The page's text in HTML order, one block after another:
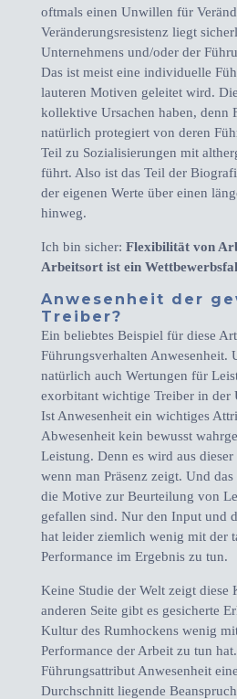
oftmals einen Unwillen für
Veränderungsresistenz liegt
Unternehmens und/oder der
Das ist meist eine individuelle
lauteren Motiven geleitet wird.
kollektive Ursachen haben, denn
natürlich protegiert von deren
Teil zu Sozialisierungen mit
führt. Also ist das Teil der
der eigenen Werte über einen
hinweg.
Ich bin sicher: Flexibilität von
Arbeitsort ist ein
Anwesenheit der
Treiber?
Ein beliebtes Beispiel für diese
Führungsverhalten Anwesenheit.
natürlich auch Wertungen für
exorbitant wichtige Treiber in der
Ist Anwesenheit ein wichtiges
Abwesenheit kein bewusst
Leistung. Denn es wird aus
wenn man Präsenz zeigt. Und
die Motive zur Beurteilung von
gefallen sind. Nur den Input und
hat leider ziemlich wenig mit der
Performance im Ergebnis zu tun.
Keine Studie der Welt zeigt diese
anderen Seite gibt es gesicherte
Kultur des Rumhockens wenig
Performance der Arbeit zu tun
Führungsattribut Anwesenheit
Durchschnitt liegende